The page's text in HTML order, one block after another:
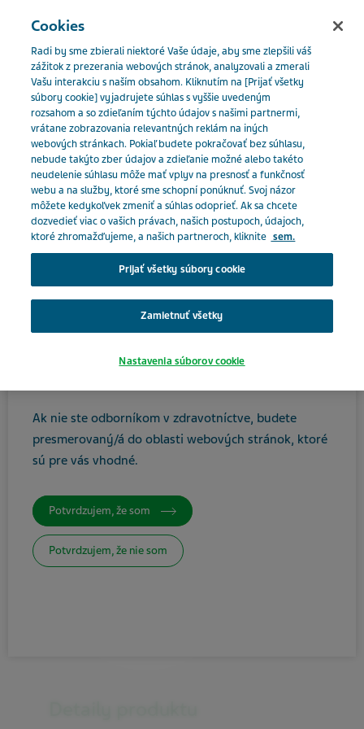
Ste odborný pracovník v
zdravotníctve?
Na prístup do tejto časti musíte byť pracovníkom v
zdravotníctve, pretože materiály obsiahnuté v tejto
oblasti sú určené špeciálne pre odborníkov.
Klepnutím na príslušné tlačidlo nižšie potvrďte, že
Ak nie ste odborníkom v zdravotníctve, budete
presmerovaný/á do oblasti webových stránok, ktoré
sú pre vás vhodné.
Potvrdzujem, že som
Potvrdzujem, že nie som
Slovakia Naše produkty
Katalóg produktov
Atorvastatin Teva 10 mg
Atorvastatin Teva 10 mg
HYPOLIPIDEMIKÁ
Predpis:
Tlačiť / Uložiť ako PDF
Cookies
Radi by sme zbierali niektoré Vaše údaje, aby sme zlepšili váš
zážitok z prezerania webových stránok, analyzovali a zmerali
Vašu interakciu s naším obsahom. Kliknutím na [Prijať všetky
súbory cookie] vyjadrujete súhlas s vyššie uvedeným
rozsahom a so zdieľaním týchto údajov s našimi partnermi,
vrátane zobrazovania relevantných reklám na iných
webových stránkach. Pokiaľ budete pokračovať bez súhlasu,
nebude takýto zber údajov a zdieľanie možné alebo takéto
neudelenie súhlasu môže mať vplyv na presnosť a funkčnosť
webu a na služby, ktoré sme schopní ponúknuť. Svoj názor
môžete kedykoľvek zmeniť a súhlas odoprieť. Ak sa chcete
dozvedieť viac o vašich právach, našich postupoch, údajoch,
ktoré zhromažďujeme, a našich partneroch, kliknite sem.
Prijať všetky súbory cookie
Zamietnuť všetky
Nastavenia súborov cookie